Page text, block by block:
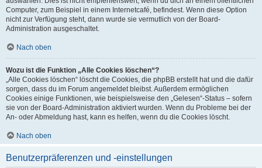
Computer, zum Beispiel in einem Internetcafé, befindest. Wenn diese Option
nicht zur Verfügung steht, dann wurde sie vermutlich von der Board-
Administration ausgeschaltet.
Nach oben
Wozu ist die Funktion „Alle Cookies löschen“?
„Alle Cookies löschen“ löscht die Cookies, die phpBB erstellt hat und die dafür
sorgen, dass du im Forum angemeldet bleibst. Außerdem ermöglichen
Cookies einige Funktionen, wie beispielsweise den „Gelesen“-Status – sofern
sie von der Board-Administration aktiviert wurden. Wenn du Probleme bei der
An- oder Abmeldung hast, kann es helfen, wenn du die Cookies löscht.
Nach oben
Benutzerpräferenzen und -einstellungen